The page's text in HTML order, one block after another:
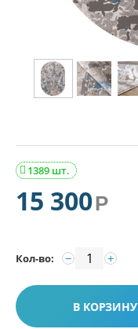
1389 шт.

15 300Р
Кол-во: +
−
В КОРЗИНУ